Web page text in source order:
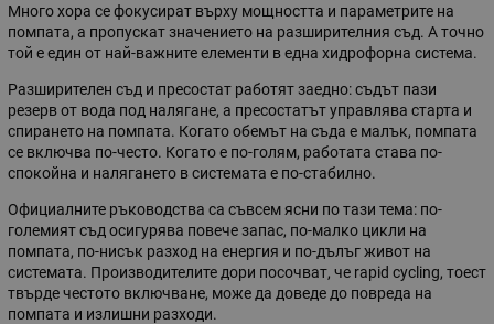
Много хора се фокусират върху мощността и параметрите на
помпата, а пропускат значението на разширителния съд. А точно
той е един от най-важните елементи в една хидрофорна система.
Разширителен съд и пресостат работят заедно: съдът пази
резерв от вода под налягане, а пресостатът управлява старта и
спирането на помпата. Когато обемът на съда е малък, помпата
се включва по-често. Когато е по-голям, работата става по-
спокойна и налягането в системата е по-стабилно.
Официалните ръководства са съвсем ясни по тази тема: по-
големият съд осигурява повече запас, по-малко цикли на
помпата, по-нисък разход на енергия и по-дълъг живот на
системата. Производителите дори посочват, че rapid cycling, тоест
твърде честото включване, може да доведе до повреда на
помпата и излишни разходи.